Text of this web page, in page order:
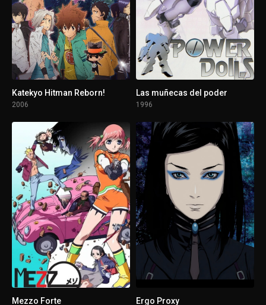
1 - 11 Alba
1 - 12 El Diamante
1 - 13 Silence
Katekyo Hitman Reborn!
2006
Las muñecas del poder
1996
Mezzo Forte Ergo Proxy